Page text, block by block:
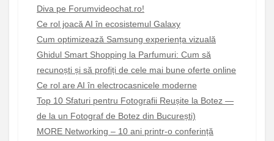
Diva pe Forumvideochat.ro!
Ce rol joacă AI în ecosistemul Galaxy
Cum optimizează Samsung experiența vizuală
Ghidul Smart Shopping la Parfumuri: Cum să
recunoști și să profiți de cele mai bune oferte online
Ce rol are AI în electrocasnicele moderne
Top 10 Sfaturi pentru Fotografii Reușite la Botez —
de la un Fotograf de Botez din București)
MORE Networking – 10 ani printr-o conferință